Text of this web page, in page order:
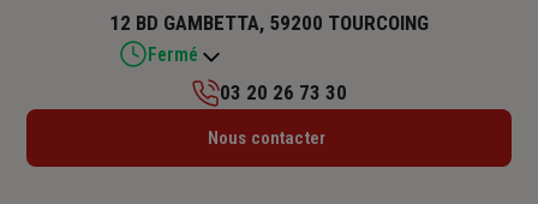
12 BD GAMBETTA, 59200 TOURCOING
Fermé
Lundi : 09h – 12h30 / 14h – 17h30
03 20 26 73 30
Nous contacter